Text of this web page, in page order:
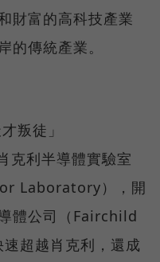
財富的高科技產業
的傳統產業。
叛徒」
利半導體實驗室
Laboratory），開
體公司（Fairchild
超越肖克利，還成